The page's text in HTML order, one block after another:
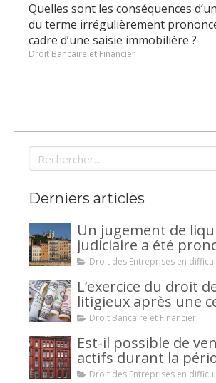
Quelles sont les conséquences
du terme irrégulièrement
cadre d’une saisie immobilière ?
Droit Bancaire et Financier
Rechercher
Derniers articles
Un jugement de
judiciaire a été
votre encontre :
Droit des Entreprises en
L’exercice du droit
litigieux après une
créance : un
la caution.
Droit Bancaire et Financier
Est-il possible de
actifs durant la
d’observation d’un
Droit des Entreprises en